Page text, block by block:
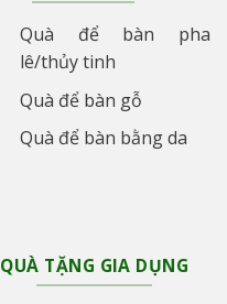
Quà để bàn pha
lê/thủy tinh
Quà để bàn gỗ
Quà để bàn bằng da
QUÀ TẶNG GIA DỤNG